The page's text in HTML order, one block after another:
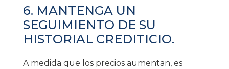
6. MANTENGA UN
SEGUIMIENTO DE SU
HISTORIAL CREDITICIO.
A medida que los precios aumentan, es